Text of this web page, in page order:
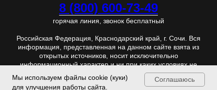
8 (800) 600-73-49
горячая линия, звонок бесплатный
Российская Федерация, Краснодарский край, г. Сочи. Вся
информация, представленная на данном сайте взята из
открытых источников, носит исключительно
информационный характер и ни при каких условиях не
является публичной офертой. Отправляя любую
персональную информацию с данной страницы, Вы
Мы используем файлы cookie (куки)
для улучшения работы сайта.
Соглашаюсь